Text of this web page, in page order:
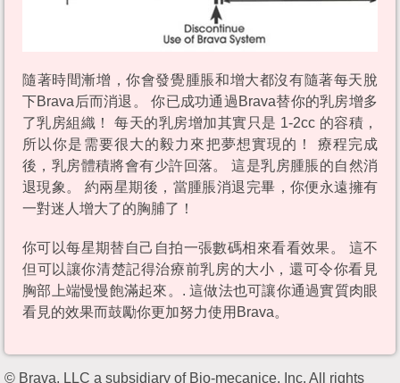
隨著時間漸增，你會發覺腫脹和增大都沒有隨著每天脫
下Brava后而消退。 你已成功通過Brava替你的乳房增多
了乳房組織！ 每天的乳房增加其實只是 1-2cc 的容積，
所以你是需要很大的毅力來把夢想實現的！ 療程完成
後，乳房體積將會有少許回落。 這是乳房腫脹的自然消
退現象。 約兩星期後，當腫脹消退完畢，你便永遠擁有
一對迷人增大了的胸脯了！
你可以每星期替自己自拍一張數碼相來看看效果。 這不
但可以讓你清楚記得治療前乳房的大小，還可令你看見
胸部上端慢慢飽滿起來。. 這做法也可讓你通過實質肉眼
看見的效果而鼓勵你更加努力使用Brava。
© Brava, LLC a subsidiary of Bio-mecanice, Inc. All rights